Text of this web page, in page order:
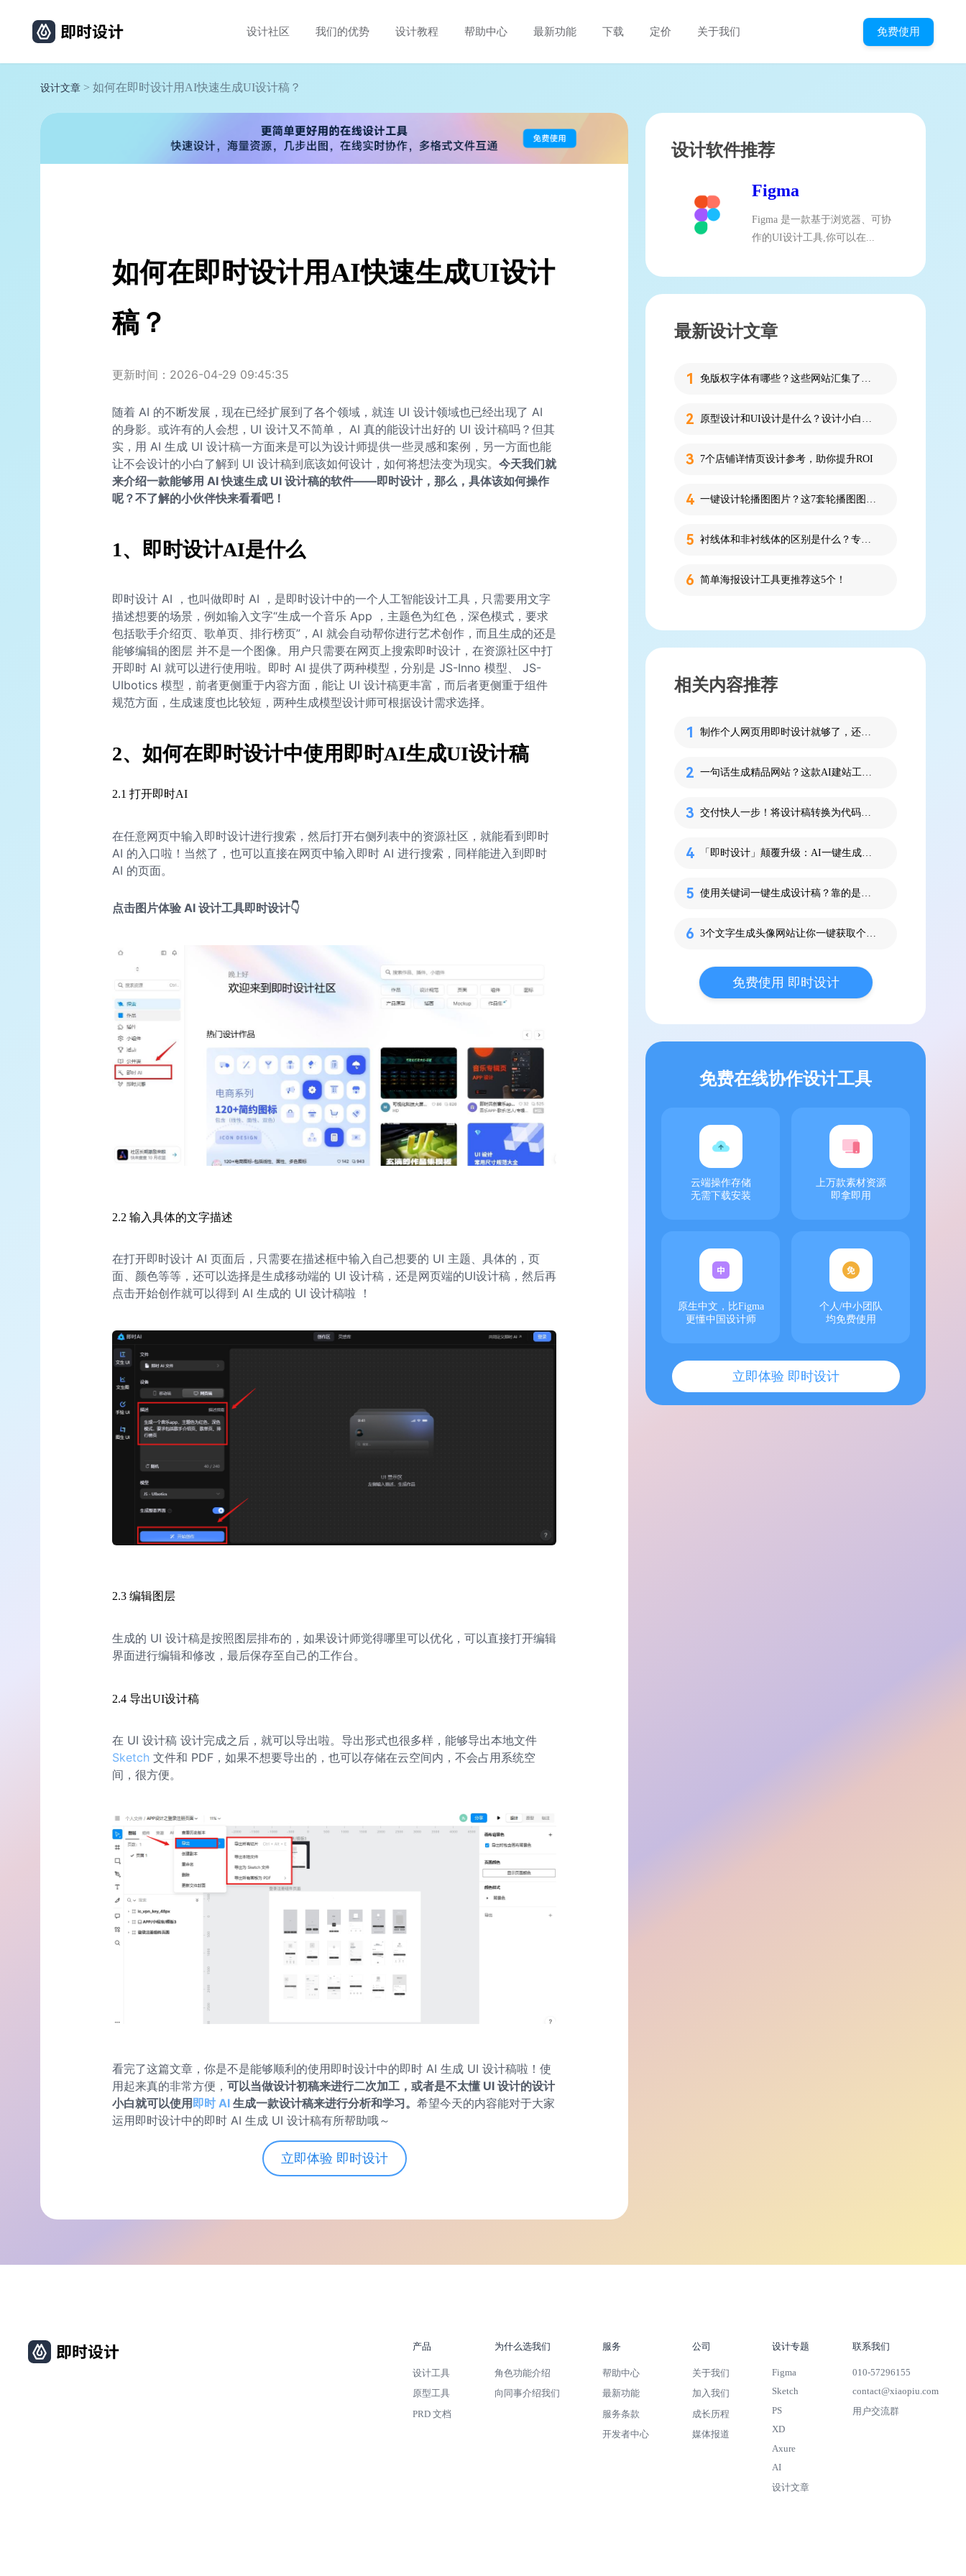
设计社区 我们的优势 设计教程 帮助中心 最新功能 下载 定价 关于我们 免费使用
设计文章 > 如何在即时设计用AI快速生成UI设计稿？
如何在即时设计用AI快速生成UI设计
稿？
更新时间：2026-04-29 09:45:35
随着 AI 的不断发展，现在已经扩展到了各个领域，就连 UI 设计领域也已经出现了 AI
的身影。或许有的人会想，UI 设计又不简单， AI 真的能设计出好的 UI 设计稿吗？但其
实，用 AI 生成 UI 设计稿一方面来是可以为设计师提供一些灵感和案例，另一方面也能
让不会设计的小白了解到 UI 设计稿到底该如何设计，如何将想法变为现实。 今天我们就
来介绍一款能够用 AI 快速生成 UI 设计稿的软件——即时设计，那么，具体该如何操作
呢？不了解的小伙伴快来看看吧！
1、即时设计AI是什么
即时设计 AI ，也叫做即时 AI ，是即时设计中的一个人工智能设计工具，只需要用文字
描述想要的场景，例如输入文字“生成一个音乐 App ，主题色为红色，深色模式，要求
包括歌手介绍页、歌单页、排行榜页”，AI 就会自动帮你进行艺术创作，而且生成的还是
能够编辑的图层 并不是一个图像。用户只需要在网页上搜索即时设计，在资源社区中打
开即时 AI 就可以进行使用啦。即时 AI 提供了两种模型，分别是 JS-Inno 模型、 JS-
UIbotics 模型，前者更侧重于内容方面，能让 UI 设计稿更丰富，而后者更侧重于组件
规范方面，生成速度也比较短，两种生成模型设计师可根据设计需求选择。
2、如何在即时设计中使用即时AI生成UI设计稿
2.1 打开即时AI
在任意网页中输入即时设计进行搜索，然后打开右侧列表中的资源社区，就能看到即时
AI 的入口啦！当然了，也可以直接在网页中输入即时 AI 进行搜索，同样能进入到即时
AI 的页面。
点击图片体验 AI 设计工具即时设计👇
2.2 输入具体的文字描述
在打开即时设计 AI 页面后，只需要在描述框中输入自己想要的 UI 主题、具体的，页
面、颜色等等，还可以选择是生成移动端的 UI 设计稿，还是网页端的UI设计稿，然后再
点击开始创作就可以得到 AI 生成的 UI 设计稿啦 ！
2.3 编辑图层
生成的 UI 设计稿是按照图层排布的，如果设计师觉得哪里可以优化，可以直接打开编辑
界面进行编辑和修改，最后保存至自己的工作台。
2.4 导出UI设计稿
在 UI 设计稿 设计完成之后，就可以导出啦。导出形式也很多样，能够导出本地文件
Sketch 文件和 PDF，如果不想要导出的，也可以存储在云空间内，不会占用系统空
间，很方便。
看完了这篇文章，你是不是能够顺利的使用即时设计中的即时 AI 生成 UI 设计稿啦！使
用起来真的非常方便， 可以当做设计初稿来进行二次加工，或者是不太懂 UI 设计的设计
小白就可以使用即时 AI 生成一款设计稿来进行分析和学习。 希望今天的内容能对于大家
运用即时设计中的即时 AI 生成 UI 设计稿有所帮助哦～
立即体验 即时设计
设计软件推荐
Figma
Figma 是一款基于浏览器、可协
作的UI设计工具,你可以在...
最新设计文章
免版权字体有哪些？这些网站汇集了近百款免版权字体！
原型设计和UI设计是什么？设计小白必看的科普！
7个店铺详情页设计参考，助你提升ROI
一键设计轮播图图片？这7套轮播图图片资源快收藏！
衬线体和非衬线体的区别是什么？专为设计新人解答！
简单海报设计工具更推荐这5个！
相关内容推荐
制作个人网页用即时设计就够了，还支持 AI 生成网页！
一句话生成精品网站？这款AI建站工具小白也能用
交付快人一步！将设计稿转换为代码的神器推荐！
「即时设计」颠覆升级：AI一键生成可编辑设计稿
使用关键词一键生成设计稿？靠的是「即时设计」！
3个文字生成头像网站让你一键获取个性化头像！
免费使用 即时设计
免费在线协作设计工具
云端操作存储
无需下载安装
上万款素材资源
即拿即用
原生中文，比Figma
更懂中国设计师
个人/中小团队
均免费使用
立即体验 即时设计
产品
设计工具
原型工具
PRD 文档
为什么选我们
角色功能介绍
向同事介绍我们
服务
帮助中心
最新功能
服务条款
开发者中心
公司
关于我们
加入我们
成长历程
媒体报道
设计专题
Figma
Sketch
PS
XD
Axure
AI
设计文章
联系我们
010-57296155
contact@xiaopiu.com
用户交流群